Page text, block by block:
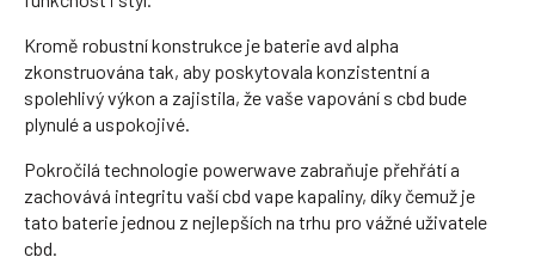
Kromě robustní konstrukce je baterie avd alpha
zkonstruována tak, aby poskytovala konzistentní a
spolehlivý výkon a zajistila, že vaše vapování s cbd bude
plynulé a uspokojivé.
Pokročilá technologie powerwave zabraňuje přehřátí a
zachovává integritu vaší cbd vape kapaliny, díky čemuž je
tato baterie jednou z nejlepších na trhu pro vážné uživatele
cbd.